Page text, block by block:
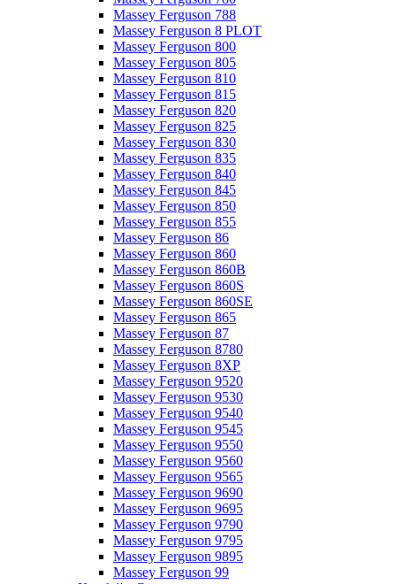
Massey Ferguson 788
Massey Ferguson 8 PLOT
Massey Ferguson 800
Massey Ferguson 805
Massey Ferguson 810
Massey Ferguson 815
Massey Ferguson 820
Massey Ferguson 825
Massey Ferguson 830
Massey Ferguson 835
Massey Ferguson 840
Massey Ferguson 845
Massey Ferguson 850
Massey Ferguson 855
Massey Ferguson 86
Massey Ferguson 860
Massey Ferguson 860B
Massey Ferguson 860S
Massey Ferguson 860SE
Massey Ferguson 865
Massey Ferguson 87
Massey Ferguson 8780
Massey Ferguson 8XP
Massey Ferguson 9520
Massey Ferguson 9530
Massey Ferguson 9540
Massey Ferguson 9545
Massey Ferguson 9550
Massey Ferguson 9560
Massey Ferguson 9565
Massey Ferguson 9690
Massey Ferguson 9695
Massey Ferguson 9790
Massey Ferguson 9795
Massey Ferguson 9895
Massey Ferguson 99